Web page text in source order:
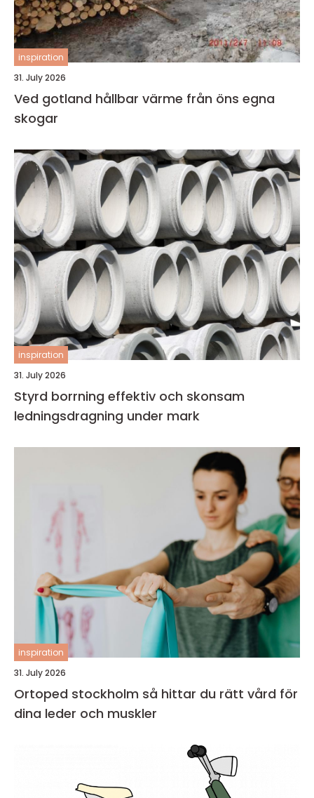
inspiration
31. July 2026
Ved gotland hållbar värme från öns egna
skogar
inspiration
31. July 2026
Styrd borrning effektiv och skonsam
ledningsdragning under mark
inspiration
31. July 2026
Ortoped stockholm så hittar du rätt vård för
dina leder och muskler